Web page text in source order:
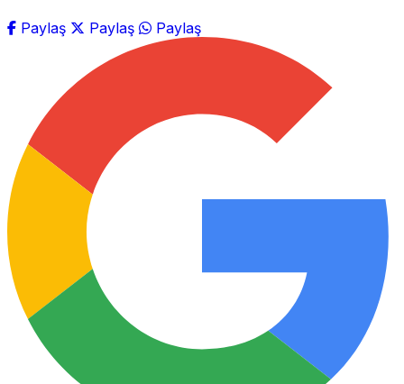
Paylaş Paylaş Paylaş